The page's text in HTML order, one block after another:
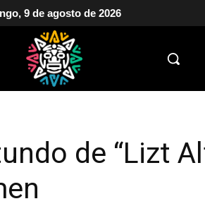
9 de agosto de 2026
de “Lizt